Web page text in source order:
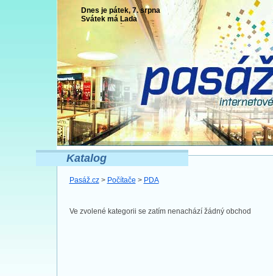
Dnes je pátek, 7. srpna
Svátek má Lada
Katalog
Pasáž.cz> Počítače > PDA
Ve zvolené kategorii se zatím nenachází žádný obchod